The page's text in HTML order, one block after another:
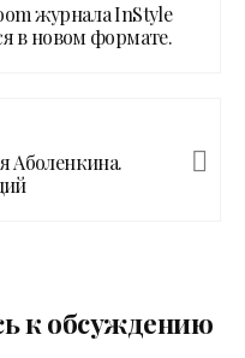
журнала InStyle
в новом формате.
Аболенкина.
к обсуждению